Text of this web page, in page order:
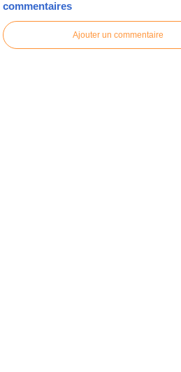
commentaires
Ajouter un commentaire